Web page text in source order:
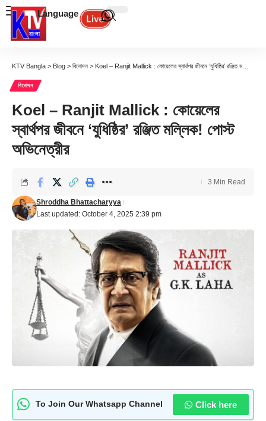
Language
KTV Bangla > Blog > বিনোদন > Koel – Ranjit Mallick : কোয়েলের স্বার্থপর জীবনে ‘যুধিষ্ঠির’ রঞ্জিত মল্লিক! পোস্ট অভিনেত্রীর
বিনোদন
Koel – Ranjit Mallick : কোয়েলের
স্বার্থপর জীবনে ‘যুধিষ্ঠির’ রঞ্জিত মল্লিক! পোস্ট
অভিনেত্রীর
Last updated: October 4, 2025 2:39 pm
Shroddha Bhattacharyya
3 Min Read
To Join Our Whatsapp Channel Click here